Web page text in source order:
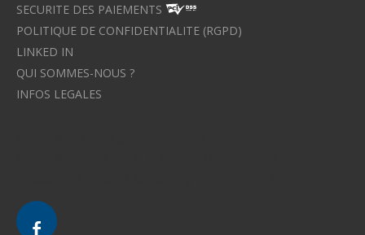
SECURITE DES PAIEMENTS
POLITIQUE DE CONFIDENTIALITE (RGPD)
LINKED IN
QUI SOMMES-NOUS ?
INFOS LEGALES